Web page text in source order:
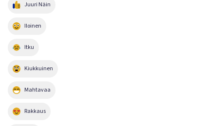
Juuri Näin
Iloinen
Itku
Kiukkuinen
Mahtavaa
Rakkaus